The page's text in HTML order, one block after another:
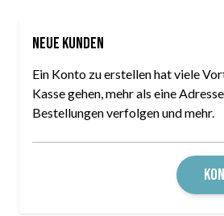
Neue Kunden
Ein Konto zu erstellen hat viele
Kasse gehen, mehr als eine
Bestellungen verfolgen und mehr.